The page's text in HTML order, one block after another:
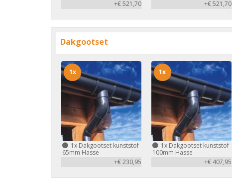
+€ 521,70
+€ 521,70
Dakgootset
1x Dakgootset kunststof
65mm Hasse
+€ 230,95
1x
1xDakgootset kunststof
100mm Hasse
+€ 407,95
1x